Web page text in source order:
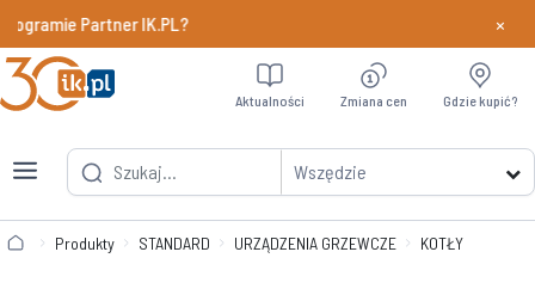
Partner IK.PL? Dowiedz
×
Wszędzie
Aktualności Zmiana cen Gdzie kupić?
Produkty STANDARD URZĄDZENIA GRZEWCZE KOTŁY